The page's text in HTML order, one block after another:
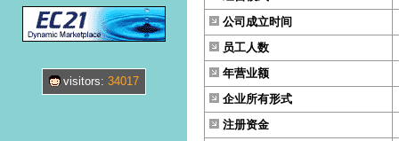
visitors: 34017
公司成立时间
员工人数
年营业额
企业所有形式
注册资金